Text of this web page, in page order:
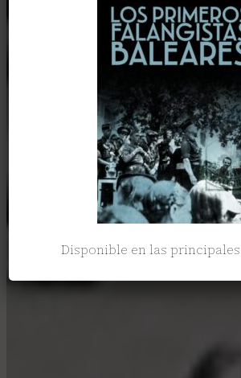
Disponible en las